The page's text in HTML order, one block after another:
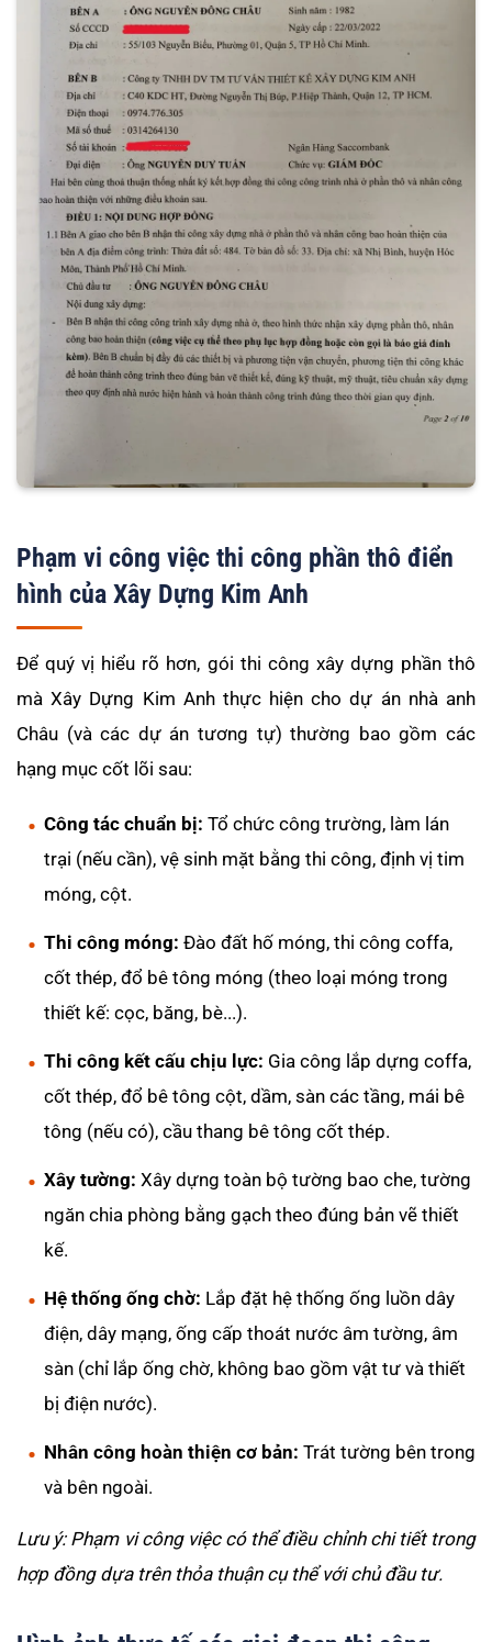
Phạm vi công việc thi công phần thô điển
hình của Xây Dựng Kim Anh
Để quý vị hiểu rõ hơn, gói thi công xây dựng phần thô
mà Xây Dựng Kim Anh thực hiện cho dự án nhà anh
Châu (và các dự án tương tự) thường bao gồm các
hạng mục cốt lõi sau:
Công tác chuẩn bị: Tổ chức công trường, làm lán
trại (nếu cần), vệ sinh mặt bằng thi công, định vị tim
móng, cột.
Thi công móng: Đào đất hố móng, thi công coffa,
cốt thép, đổ bê tông móng (theo loại móng trong
thiết kế: cọc, băng, bè...).
Thi công kết cấu chịu lực: Gia công lắp dựng coffa,
cốt thép, đổ bê tông cột, dầm, sàn các tầng, mái bê
tông (nếu có), cầu thang bê tông cốt thép.
Xây tường: Xây dựng toàn bộ tường bao che, tường
ngăn chia phòng bằng gạch theo đúng bản vẽ thiết
kế.
Hệ thống ống chờ: Lắp đặt hệ thống ống luồn dây
điện, dây mạng, ống cấp thoát nước âm tường, âm
sàn (chỉ lắp ống chờ, không bao gồm vật tư và thiết
bị điện nước).
Nhân công hoàn thiện cơ bản: Trát tường bên trong
và bên ngoài.
Lưu ý: Phạm vi công việc có thể điều chỉnh chi tiết trong
hợp đồng dựa trên thỏa thuận cụ thể với chủ đầu tư.